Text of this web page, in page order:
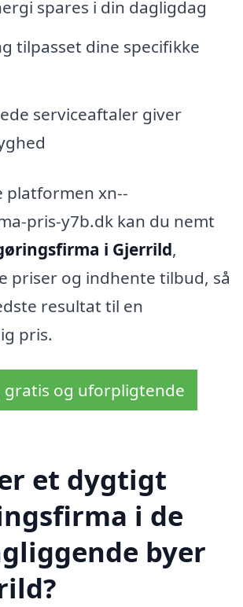
spares i din dagligdag
tilpasset dine specifikke
serviceaftaler giver
platformen xn--
pris-y7b.dk kan du nemt
i Gjerrild,
priser og indhente tilbud, så
resultat til en
pris.
gratis og uforpligtende
et dygtigt
i de
byer